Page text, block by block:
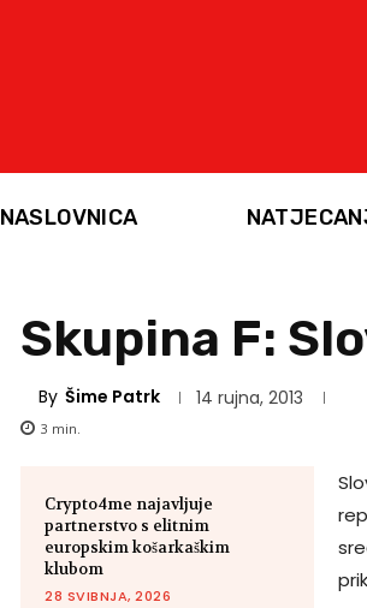
NASLOVNICA
Skupina F:
By Šime Patrk 14 rujna, 2013
3 min.
Crypto4me najavljuje
partnerstvo s elitnim
europskim košarkaškim
klubom
28 SVIBNJA, 2026